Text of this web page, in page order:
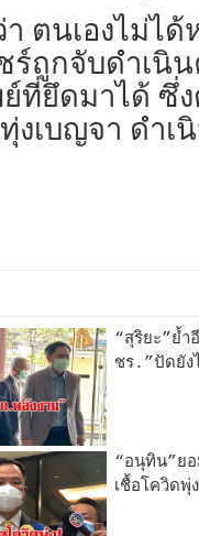
ตนเองไม่ได้
ร์ถูกจับดำเนิ
ที่ยึดมาได้ ซึ่
งเบญจา ดำ
“สุริยะ”ย้ำ
ชร.”ปัดยัง
“อนุทิน”ยอ
เชื้อโควิดพุ่